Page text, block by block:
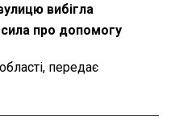
вибігла
про допомогу
передає